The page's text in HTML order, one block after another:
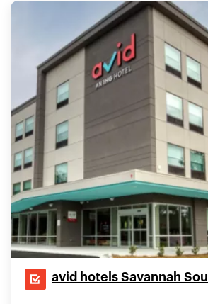
avid hotels Savannah